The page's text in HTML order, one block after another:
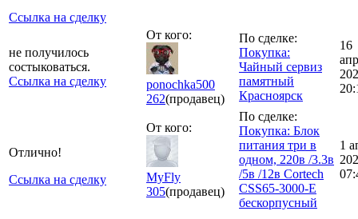
Ссылка на сделку
не получилось
состыковаться.
Ссылка на сделку
От кого:
ponochka500
262(продавец)
По сделке:
Покупка:
Чайный сервиз
памятный
Красноярск
16
апр
Отлично!
Ссылка на сделку
От кого:
MyFly
305(продавец)
По сделке:
Покупка: Блок
питания три в
одном, 220в /3.3в
/5в /12в Cortech
CSS65-3000-E
бескорпусный
1